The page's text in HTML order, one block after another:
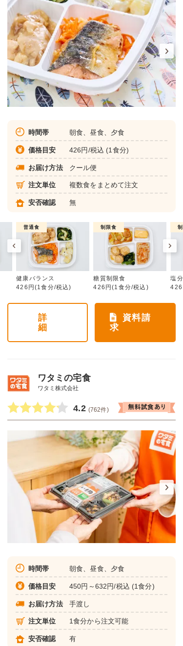
時間帯 朝食、昼食、夕食
価格目安 426円/税込 (1食分)
お届け方法 クール便
注文単位 複数食をまとめて注文
安否確認 無
普通食
健康バランス
426円(1食分/税込)
制限食
糖質制限食
426円(1食分/税込)
塩
詳
細
資料請
求
ワタミの宅食
ワタミ株式会社
4.2 (762件)
時間帯 朝食、昼食、夕食
価格目安 450円～632円/税込 (1食分)
お届け方法 手渡し
注文単位 1食分から注文可能
安否確認 有